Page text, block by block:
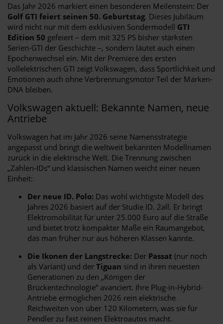
Das Jahr 2026 markiert einen besonderen Meilenstein: Der
Golf GTI feiert seinen 50. Geburtstag. Dieses Jubiläum
wird nicht nur mit dem exklusiven Sondermodell GTI
Edition 50 gefeiert – dem mit 325 PS bisher stärksten
Serien-GTI der Geschichte –, sondern läutet auch einen
Epochenwechsel ein. Mit der Premiere des ersten
vollelektrischen GTI zeigt Volkswagen, dass Sportlichkeit und
Emotionen auch ohne Verbrennungsmotor Teil der Marken-
DNA bleiben.
Volkswagen aktuell: Bekannte Namen, neue
Antriebe
Volkswagen hat im Jahr 2026 seine Namensstrategie
angepasst und bringt die weltweit bekannten Modellnamen
zurück in die elektrische Welt. Die Trennung zwischen
„Zahlen-IDs“ und klassischen Namen weicht einer neuen
Einheit:
Der neue ID. Polo: Das wohl wichtigste Modell des
Jahres 2026 basiert auf der Studie ID. 2all. Er bringt
Elektromobilität für unter 25.000 Euro auf die Straße
und bietet trotz kompakter Maße ein Raumangebot,
das man früher nur aus höheren Klassen kannte.
Die Ikonen der Langstrecke: Der Passat (nur noch
als Variant) und der Tiguan sind in ihren neuesten
Generationen zu den „Königen der
Brückentechnologie“ avanciert. Ihre Plug-in-Hybrid-
Antriebe ermöglichen 2026 rein elektrische
Reichweiten von über 120 Kilometern, was sie für
Pendler zu fast reinen Elektroautos macht.